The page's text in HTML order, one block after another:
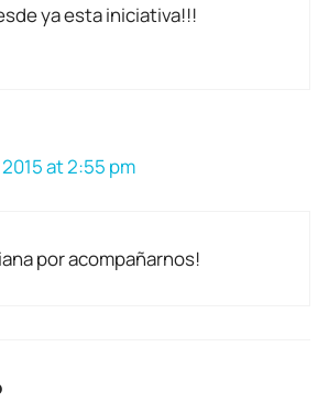
ya esta iniciativa!!!
at 2:55 pm
por acompañarnos!